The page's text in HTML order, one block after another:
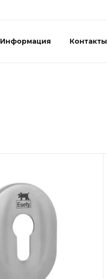
Информация Контакты